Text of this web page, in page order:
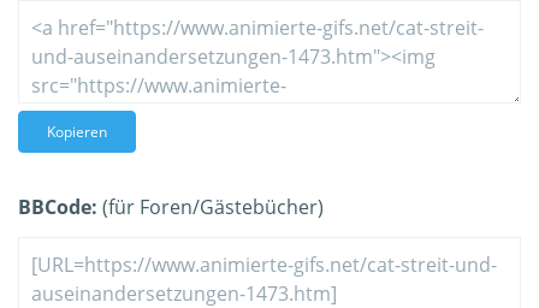
Kopieren
BBCode: (für Foren/Gästebücher)